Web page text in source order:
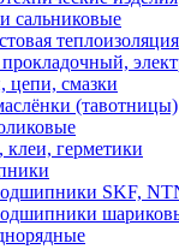
сальниковые
теплоизоляция
смазки
(тавотницы)
клеи, герметики
SKF,